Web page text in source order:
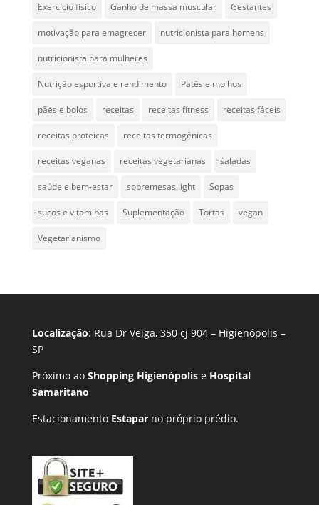
Exercício físico Ganho de massa muscular Gestantes
motivação para emagrecer nutricionista para homens
nutricionista para mulheres
Nutrição esportiva e rendimento Patês e molhos
pães e bolos receitas receitas fitness receitas fáceis
receitas proteicas receitas termogênicas
receitas veganas receitas vegetarianas saladas
saúde e bem-estar sobremesas light Sopas
sucos e vitaminas Suplementação Tortas vegan
Vegetarianismo
Localização: Rua Dr Veiga, 350 cj 904 – Higienópolis –
SP
Próximo ao Shopping Higienópolise Hospital
Samaritano
Estacionamento Estaparno próprio prédio.